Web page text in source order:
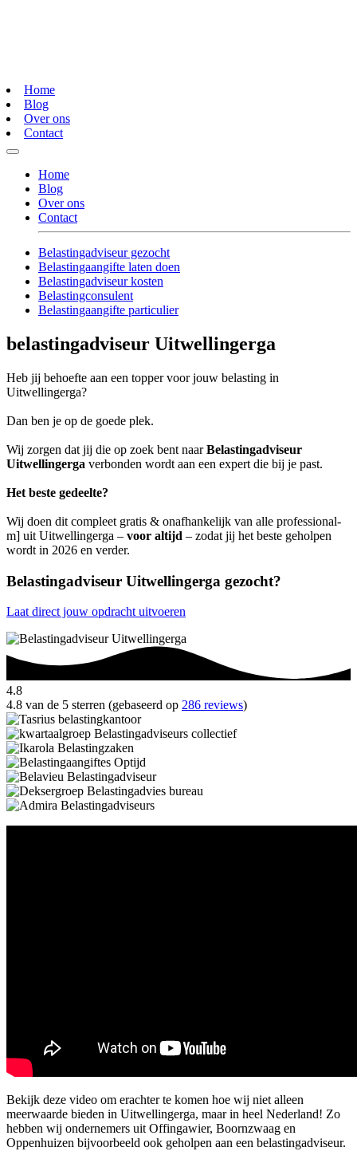
Home
Blog
Over ons
Contact
Home
Blog
Over ons
Contact
Belastingadviseur gezocht
Belastingaangifte laten doen
Belastingadviseur kosten
Belastingconsulent
Belastingaangifte particulier
belastingadviseur Uitwellingerga
Heb jij behoefte aan een topper voor jouw belasting in
Uitwellingerga?
Dan ben je op de goede plek.
Wij zorgen dat jij die op zoek bent naarBelastingadviseur
Uitwellingerga verbonden wordt aan een expert die bij je past.
Het beste gedeelte?
Wij doen dit compleet gratis & onafhankelijk van alle professional-
m] uit Uitwellingerga – voor altijd – zodat jij het beste geholpen
wordt in 2026 en verder.
Belastingadviseur Uitwellingerga gezocht?
Laat direct jouw opdracht uitvoeren
4.8
4.8 van de 5 sterren (gebaseerd op 286 reviews)
Bekijk deze video om erachter te komen hoe wij niet alleen
meerwaarde bieden in Uitwellingerga, maar in heel Nederland! Zo
hebben wij ondernemers uit Offingawier, Boornzwaag en
Oppenhuizen bijvoorbeeld ook geholpen aan een belastingadviseur.